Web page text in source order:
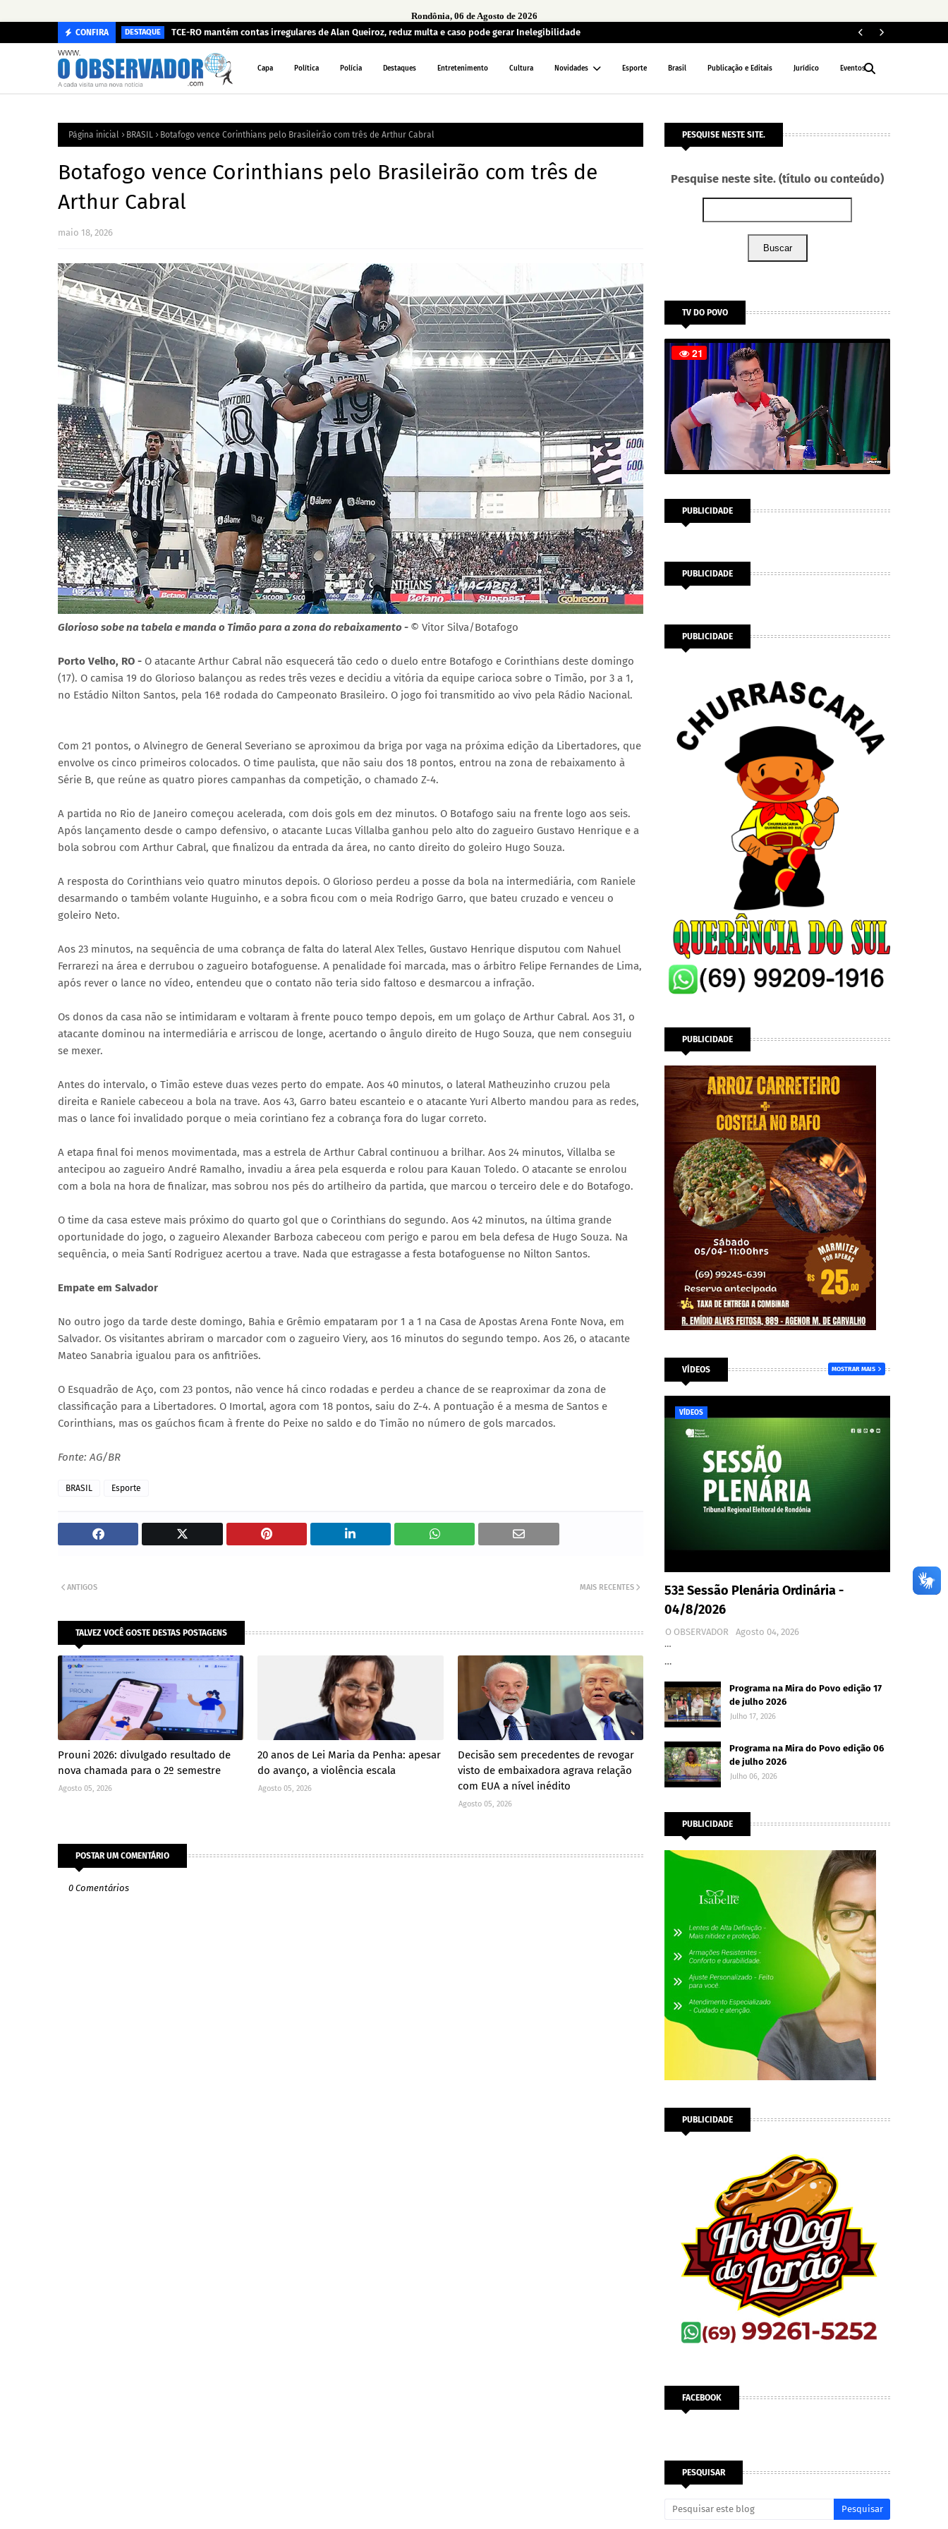
Rondônia, 06 de Agosto de 2026
CONFIRA DESTAQUE TCE-RO mantém contas irregulares de Alan Queiroz, reduz multa e caso pode gerar Inelegibilidade
Capa Política Polícia Destaques Entretenimento Cultura Novidades Esporte Brasil Publicação e Editais Jurídico Eventos
Página inicial BRASIL Botafogo vence Corinthians pelo Brasileirão com três de Arthur Cabral
Botafogo vence Corinthians pelo Brasileirão com três de
Arthur Cabral
maio 18, 2026
Glorioso sobe na tabela e manda o Timão para a zona do rebaixamento - © Vitor Silva/Botafogo
Porto Velho, RO - O atacante Arthur Cabral não esquecerá tão cedo o duelo entre Botafogo e Corinthians deste domingo
(17). O camisa 19 do Glorioso balançou as redes três vezes e decidiu a vitória da equipe carioca sobre o Timão, por 3 a 1,
no Estádio Nilton Santos, pela 16ª rodada do Campeonato Brasileiro. O jogo foi transmitido ao vivo pela Rádio Nacional.
Com 21 pontos, o Alvinegro de General Severiano se aproximou da briga por vaga na próxima edição da Libertadores, que
envolve os cinco primeiros colocados. O time paulista, que não saiu dos 18 pontos, entrou na zona de rebaixamento à
Série B, que reúne as quatro piores campanhas da competição, o chamado Z-4.
A partida no Rio de Janeiro começou acelerada, com dois gols em dez minutos. O Botafogo saiu na frente logo aos seis.
Após lançamento desde o campo defensivo, o atacante Lucas Villalba ganhou pelo alto do zagueiro Gustavo Henrique e a
bola sobrou com Arthur Cabral, que finalizou da entrada da área, no canto direito do goleiro Hugo Souza.
A resposta do Corinthians veio quatro minutos depois. O Glorioso perdeu a posse da bola na intermediária, com Raniele
desarmando o também volante Huguinho, e a sobra ficou com o meia Rodrigo Garro, que bateu cruzado e venceu o
goleiro Neto.
Aos 23 minutos, na sequência de uma cobrança de falta do lateral Alex Telles, Gustavo Henrique disputou com Nahuel
Ferrarezi na área e derrubou o zagueiro botafoguense. A penalidade foi marcada, mas o árbitro Felipe Fernandes de Lima,
após rever o lance no vídeo, entendeu que o contato não teria sido faltoso e desmarcou a infração.
Os donos da casa não se intimidaram e voltaram à frente pouco tempo depois, em um golaço de Arthur Cabral. Aos 31, o
atacante dominou na intermediária e arriscou de longe, acertando o ângulo direito de Hugo Souza, que nem conseguiu
se mexer.
Antes do intervalo, o Timão esteve duas vezes perto do empate. Aos 40 minutos, o lateral Matheuzinho cruzou pela
direita e Raniele cabeceou a bola na trave. Aos 43, Garro bateu escanteio e o atacante Yuri Alberto mandou para as redes,
mas o lance foi invalidado porque o meia corintiano fez a cobrança fora do lugar correto.
A etapa final foi menos movimentada, mas a estrela de Arthur Cabral continuou a brilhar. Aos 24 minutos, Villalba se
antecipou ao zagueiro André Ramalho, invadiu a área pela esquerda e rolou para Kauan Toledo. O atacante se enrolou
com a bola na hora de finalizar, mas sobrou nos pés do artilheiro da partida, que marcou o terceiro dele e do Botafogo.
O time da casa esteve mais próximo do quarto gol que o Corinthians do segundo. Aos 42 minutos, na última grande
oportunidade do jogo, o zagueiro Alexander Barboza cabeceou com perigo e parou em bela defesa de Hugo Souza. Na
sequência, o meia Santí Rodriguez acertou a trave. Nada que estragasse a festa botafoguense no Nilton Santos.
Empate em Salvador
No outro jogo da tarde deste domingo, Bahia e Grêmio empataram por 1 a 1 na Casa de Apostas Arena Fonte Nova, em
Salvador. Os visitantes abriram o marcador com o zagueiro Viery, aos 16 minutos do segundo tempo. Aos 26, o atacante
Mateo Sanabria igualou para os anfitriões.
O Esquadrão de Aço, com 23 pontos, não vence há cinco rodadas e perdeu a chance de se reaproximar da zona de
classificação para a Libertadores. O Imortal, agora com 18 pontos, saiu do Z-4. A pontuação é a mesma de Santos e
Corinthians, mas os gaúchos ficam à frente do Peixe no saldo e do Timão no número de gols marcados.
Fonte: AG/BR
BRASIL Esporte
MAIS RECENTES
ANTIGOS
TALVEZ VOCÊ GOSTE DESTAS POSTAGENS
Prouni 2026: divulgado resultado de
nova chamada para o 2º semestre
Agosto 05, 2026
20 anos de Lei Maria da Penha: apesar
do avanço, a violência escala
Agosto 05, 2026
Decisão sem precedentes de revogar
visto de embaixadora agrava relação
com EUA a nível inédito
Agosto 05, 2026
POSTAR UM COMENTÁRIO
0 Comentários
PESQUISE NESTE SITE.
Pesquise neste site. (título ou conteúdo)
Buscar
TV DO POVO
PUBLICIDADE
PUBLICIDADE
PUBLICIDADE
PUBLICIDADE
VÍDEOS MOSTRAR MAIS
VÍDEOS
53ª Sessão Plenária Ordinária -
04/8/2026
O OBSERVADOR
Agosto 04, 2026
…
…
Programa na Mira do Povo edição 17
de julho 2026
Julho 17, 2026
Programa na Mira do Povo edição 06
de julho 2026
Julho 06, 2026
PUBLICIDADE
PUBLICIDADE
FACEBOOK
PESQUISAR